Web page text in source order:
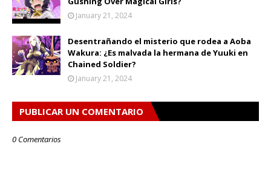
January 21, 2024
Desentrañando el misterio que rodea a Aoba
Wakura: ¿Es malvada la hermana de Yuuki en
Chained Soldier?
January 21, 2024
PUBLICAR UN COMENTARIO
0 Comentarios